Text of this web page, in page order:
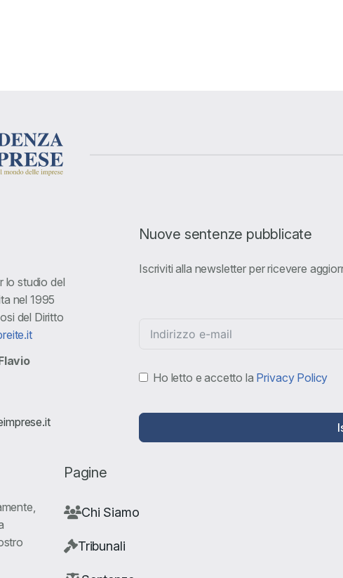
lo studio del
nel 1995
del Diritto
Nuove sentenze pubblicate
Iscriviti alla newsletter per ricevere
Ho letto e accetto la Privacy Policy
Pagine
Chi Siamo
Tribunali